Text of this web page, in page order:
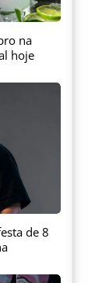
na
hoje
de 8